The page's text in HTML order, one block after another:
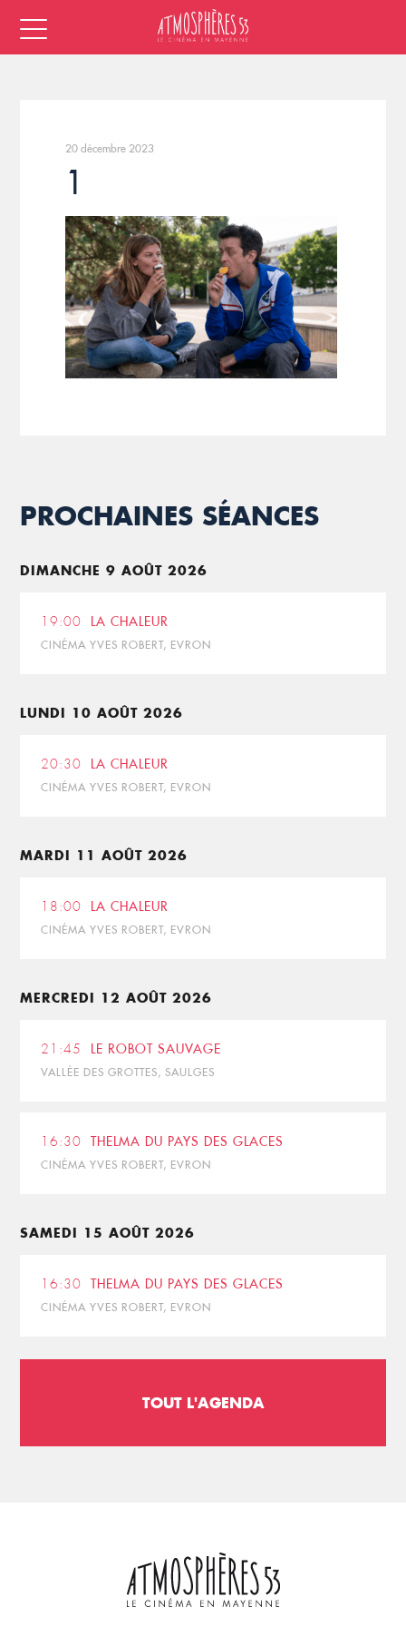
20 décembre 2023
1
PROCHAINES SÉANCES
DIMANCHE 9 AOÛT 2026
19:00 LA CHALEUR
CINÉMA YVES ROBERT, EVRON
LUNDI 10 AOÛT 2026
20:30 LA CHALEUR
CINÉMA YVES ROBERT, EVRON
MARDI 11 AOÛT 2026
18:00 LA CHALEUR
CINÉMA YVES ROBERT, EVRON
MERCREDI 12 AOÛT 2026
21:45 LE ROBOT SAUVAGE
VALLÉE DES GROTTES, SAULGES
16:30 THELMA DU PAYS DES GLACES
CINÉMA YVES ROBERT, EVRON
SAMEDI 15 AOÛT 2026
16:30 THELMA DU PAYS DES GLACES
CINÉMA YVES ROBERT, EVRON
TOUT L'AGENDA